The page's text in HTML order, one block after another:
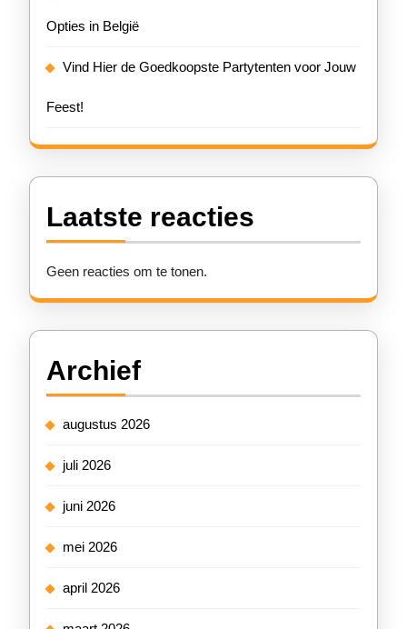
Opties in België
Vind Hier de Goedkoopste Partytenten voor Jouw
Feest!
Laatste reacties
Geen reacties om te tonen.
Archief
augustus 2026
juli 2026
juni 2026
mei 2026
april 2026